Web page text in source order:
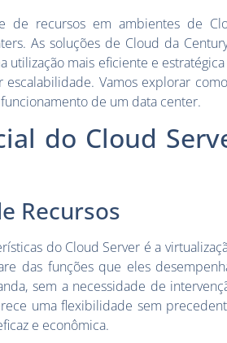
de recursos em ambientes de
As soluções de Cloud da
utilização mais eficiente e
Vamos explorar
de um data center.
do Cloud
Recursos
do Cloud Server é a
das funções que eles
sem a necessidade de
uma flexibilidade sem
e econômica.